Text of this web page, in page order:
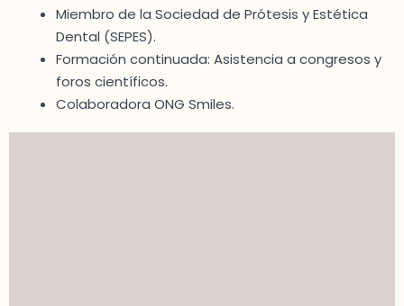
Miembro de la Sociedad de Prótesis y Estética
Dental (SEPES).
Formación continuada: Asistencia a congresos y
foros científicos.
Colaboradora ONG Smiles.